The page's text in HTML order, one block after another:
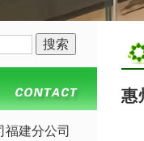
福建分公司
惠